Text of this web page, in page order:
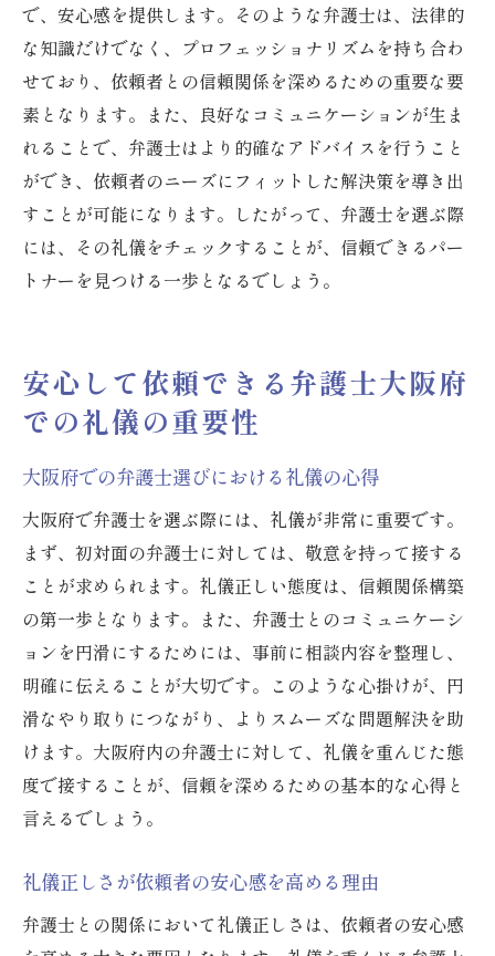
で、安心感を提供します。そのような弁護士は、法律的
な知識だけでなく、プロフェッショナリズムを持ち合わ
せており、依頼者との信頼関係を深めるための重要な要
素となります。また、良好なコミュニケーションが生ま
れることで、弁護士はより的確なアドバイスを行うこと
ができ、依頼者のニーズにフィットした解決策を導き出
すことが可能になります。したがって、弁護士を選ぶ際
には、その礼儀をチェックすることが、信頼できるパー
トナーを見つける一歩となるでしょう。
安心して依頼できる弁護士大阪府
での礼儀の重要性
大阪府での弁護士選びにおける礼儀の心得
大阪府で弁護士を選ぶ際には、礼儀が非常に重要です。
まず、初対面の弁護士に対しては、敬意を持って接する
ことが求められます。礼儀正しい態度は、信頼関係構築
の第一歩となります。また、弁護士とのコミュニケーシ
ョンを円滑にするためには、事前に相談内容を整理し、
明確に伝えることが大切です。このような心掛けが、円
滑なやり取りにつながり、よりスムーズな問題解決を助
けます。大阪府内の弁護士に対して、礼儀を重んじた態
度で接することが、信頼を深めるための基本的な心得と
言えるでしょう。
礼儀正しさが依頼者の安心感を高める理由
弁護士との関係において礼儀正しさは、依頼者の安心感